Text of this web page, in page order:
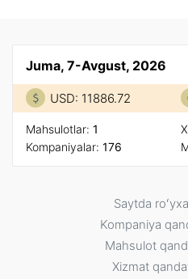
Juma, 7-Avgust, 2026
USD: 11886.72
Mahsulotlar: 1
Kompaniyalar: 176
Saytda
Kompaniya
Mahsulot
Xizmat